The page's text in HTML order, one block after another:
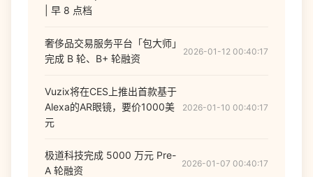
| 早 8 点档
奢侈品交易服务平台「包大师」
完成 B 轮、B+ 轮融资
2026-01-12 00:40:17
Vuzix将在CES上推出首款基于
Alexa的AR眼镜，要价1000美
元
2026-01-10 00:40:17
极道科技完成 5000 万元 Pre-
A 轮融资
2026-01-07 00:40:17